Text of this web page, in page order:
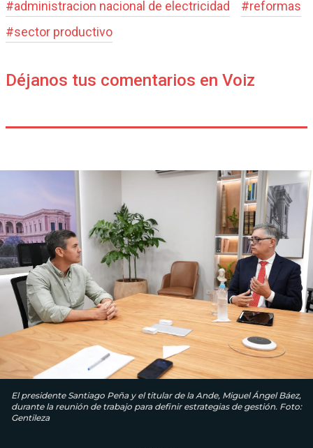
#administracion nacional de electricidad #reformas
#sector productivo
Déjanos tus comentarios en Voiz
El presidente Santiago Peña y el titular de la Ande, Miguel Ángel Báez,
durante la reunión de trabajo para definir estrategias de gestión. Foto:
Gentileza